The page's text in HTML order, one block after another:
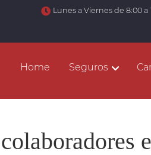
Lunes a Viernes de 8:00 a
Home Seguros